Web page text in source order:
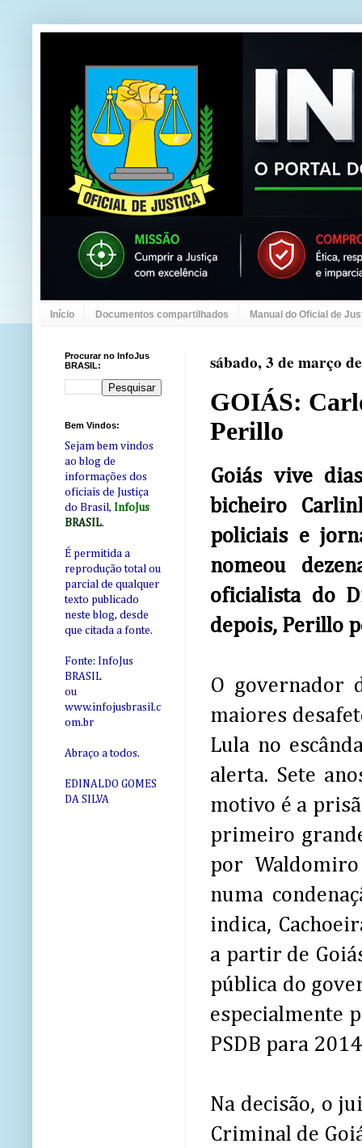
Início Documentos compartilhados Manual do Oficial de
sábado, 3 de março
GOIÁS:
Perillo
Goiás vive
bicheiro
policiais e
nomeou
oficialista do
depois, Perillo
O governador
maiores
Lula no
alerta. Sete
motivo é a
primeiro
por
numa
indica,
a partir de
pública do
especialmente
PSDB para
Na decisão, o
Criminal de
Procurar no InfoJus
BRASIL:
Bem Vindos:
Sejam bem vindos
ao blog de
informações dos
oficiais de Justiça
do Brasil, InfoJus
BRASIL.
É permitida a
reprodução total ou
parcial de qualquer
texto publicado
neste blog, desde
que citada a fonte.
Fonte: InfoJus
BRASIL
ou
www.infojusbrasil.c
om.br
Abraço a todos.
EDINALDO GOMES
DA SILVA